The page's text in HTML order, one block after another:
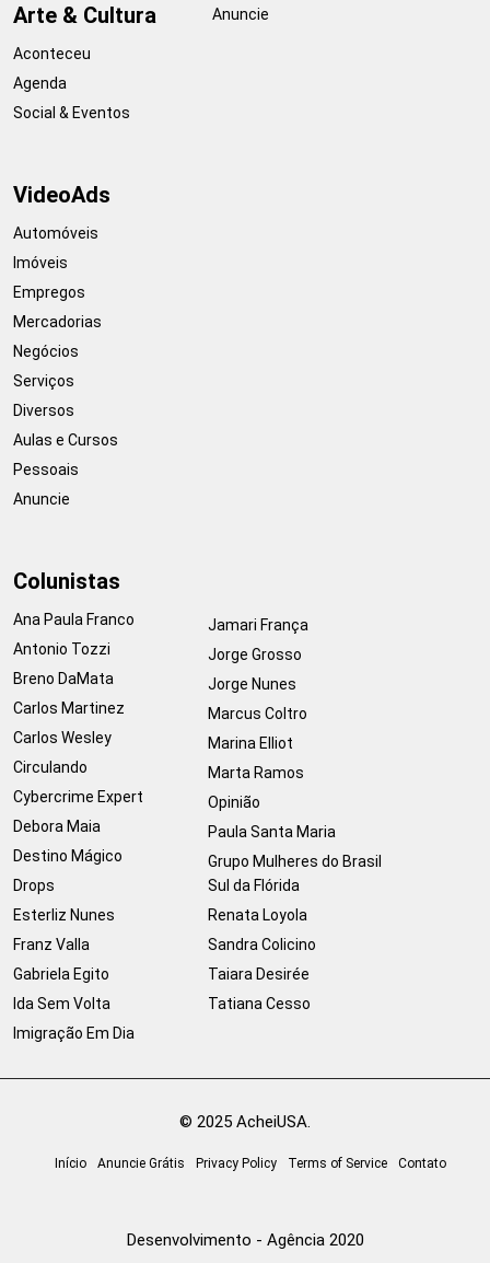
Arte & Cultura
Aconteceu
Agenda
Social & Eventos
Anuncie
VideoAds
Automóveis
Imóveis
Empregos
Mercadorias
Negócios
Serviços
Diversos
Aulas e Cursos
Pessoais
Anuncie
Colunistas
Ana Paula Franco
Antonio Tozzi
Breno DaMata
Carlos Martinez
Carlos Wesley
Circulando
Cybercrime Expert
Debora Maia
Destino Mágico
Drops
Esterliz Nunes
Franz Valla
Gabriela Egito
Ida Sem Volta
Imigração Em Dia
Jamari França
Jorge Grosso
Jorge Nunes
Marcus Coltro
Marina Elliot
Marta Ramos
Opinião
Paula Santa Maria
Grupo Mulheres do Brasil
Sul da Flórida
Renata Loyola
Sandra Colicino
Taiara Desirée
Tatiana Cesso
© 2025 AcheiUSA.
Início Anuncie Grátis Privacy Policy Terms of Service Contato
Desenvolvimento - Agência 2020